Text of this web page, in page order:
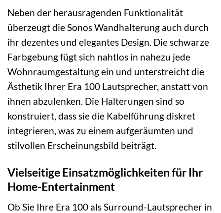
Neben der herausragenden Funktionalität
überzeugt die Sonos Wandhalterung auch durch
ihr dezentes und elegantes Design. Die schwarze
Farbgebung fügt sich nahtlos in nahezu jede
Wohnraumgestaltung ein und unterstreicht die
Ästhetik Ihrer Era 100 Lautsprecher, anstatt von
ihnen abzulenken. Die Halterungen sind so
konstruiert, dass sie die Kabelführung diskret
integrieren, was zu einem aufgeräumten und
stilvollen Erscheinungsbild beiträgt.
Vielseitige Einsatzmöglichkeiten für Ihr
Home-Entertainment
Ob Sie Ihre Era 100 als Surround-Lautsprecher in